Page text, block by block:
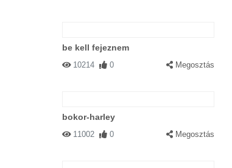
be kell fejeznem
10214 0 Megosztás
bokor-harley
11002 0 Megosztás